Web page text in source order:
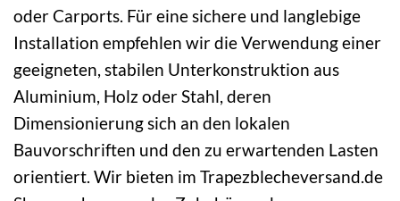
oder Carports. Für eine sichere und langlebige
Installation empfehlen wir die Verwendung einer
geeigneten, stabilen Unterkonstruktion aus
Aluminium, Holz oder Stahl, deren
Dimensionierung sich an den lokalen
Bauvorschriften und den zu erwartenden Lasten
orientiert. Wir bieten im Trapezblecheversand.de